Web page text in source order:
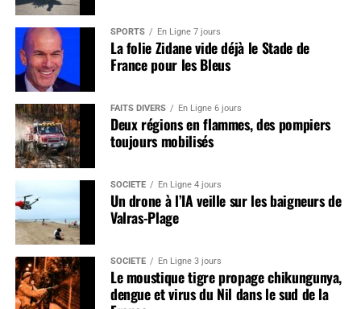
SPORTS En Ligne 7 jours
La folie Zidane vide déjà le Stade de
France pour les Bleus
FAITS DIVERS En Ligne 6 jours
Deux régions en flammes, des pompiers
toujours mobilisés
SOCIÉTÉ En Ligne 4 jours
Un drone à l’IA veille sur les baigneurs de
Valras-Plage
SOCIÉTÉ En Ligne 3 jours
Le moustique tigre propage chikungunya,
dengue et virus du Nil dans le sud de la